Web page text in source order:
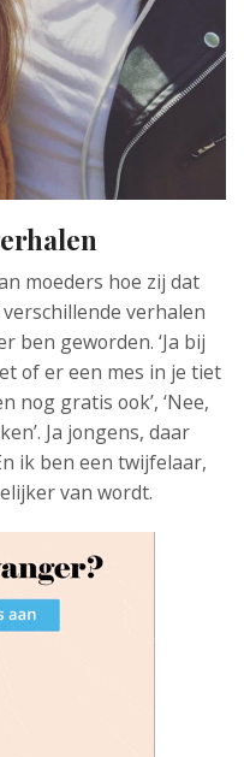
moeders hoe zij dat
verhalen
ben geworden. ‘Ja bij
of er een mes in je tiet
nog gratis ook’, ‘Nee,
Ja jongens, daar
ik ben een twijfelaar,
van wordt.